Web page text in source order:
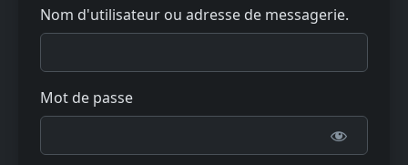
Nom d'utilisateur ou adresse de messagerie.
Mot de passe